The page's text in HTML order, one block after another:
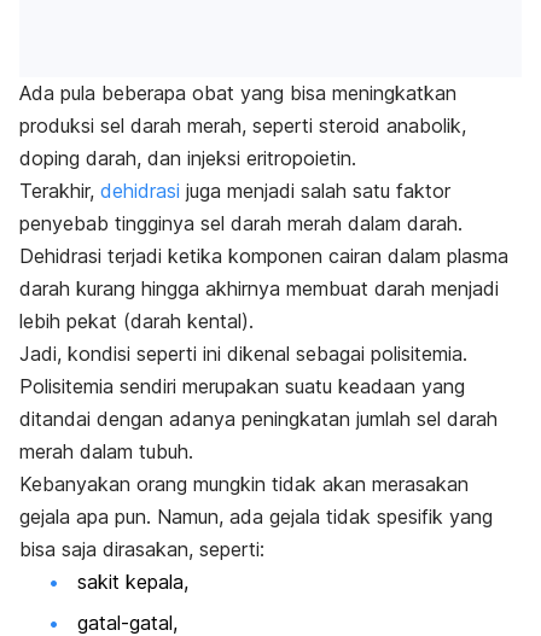
Ada pula beberapa obat yang bisa meningkatkan
produksi sel darah merah, seperti steroid anabolik,
doping darah, dan injeksi eritropoietin.
Terakhir, dehidrasi juga menjadi salah satu faktor
penyebab tingginya sel darah merah dalam darah.
Dehidrasi terjadi ketika komponen cairan dalam plasma
darah kurang hingga akhirnya membuat darah menjadi
lebih pekat (darah kental).
Jadi, kondisi seperti ini dikenal sebagai polisitemia.
Polisitemia sendiri merupakan suatu keadaan yang
ditandai dengan adanya peningkatan jumlah sel darah
merah dalam tubuh.
Kebanyakan orang mungkin tidak akan merasakan
gejala apa pun. Namun, ada gejala tidak spesifik yang
bisa saja dirasakan, seperti:
sakit kepala,
gatal-gatal,